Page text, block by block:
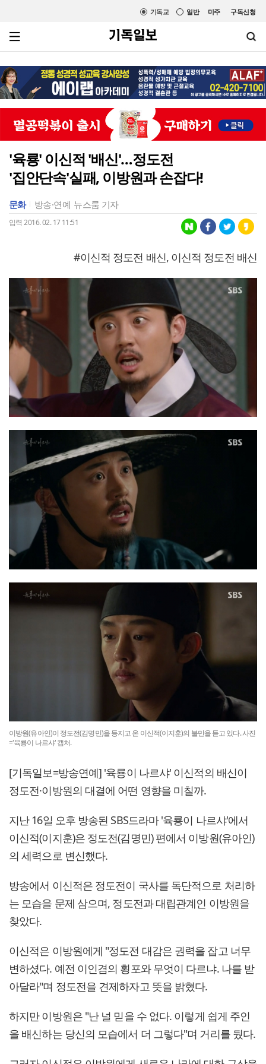
미주 구독신청
일반
기독교
'육룡' 이신적 '배신'…정도전
'집안단속'실패, 이방원과 손잡다!
문화 방송·연예 뉴스룸 기자
입력 2016. 02. 17 11:51
#이신적 정도전 배신, 이신적 정도전 배신
이방원(유아인)이 정도전(김명민)을 등지고 온 이신적(이지훈)의 불만을 듣고 있다. 사진
='육룡이 나르샤' 캡처.
[기독일보=방송연예] '육룡이 나르샤' 이신적의 배신이
정도전·이방원의 대결에 어떤 영향을 미칠까.
지난 16일 오후 방송된 SBS드라마 '육룡이 나르샤'에서
이신적(이지훈)은 정도전(김명민) 편에서 이방원(유아인)
의 세력으로 변신했다.
방송에서 이신적은 정도전이 국사를 독단적으로 처리하
는 모습을 문제 삼으며, 정도전과 대립관계인 이방원을
찾았다.
이신적은 이방원에게 "정도전 대감은 권력을 잡고 너무
변하셨다. 예전 이인겸의 횡포와 무엇이 다르냐. 나를 받
아달라"며 정도전을 견제하자고 뜻을 밝혔다.
하지만 이방원은 "난 널 믿을 수 없다. 이렇게 쉽게 주인
을 배신하는 당신의 모습에서 더 그렇다"며 거리를 뒀다.